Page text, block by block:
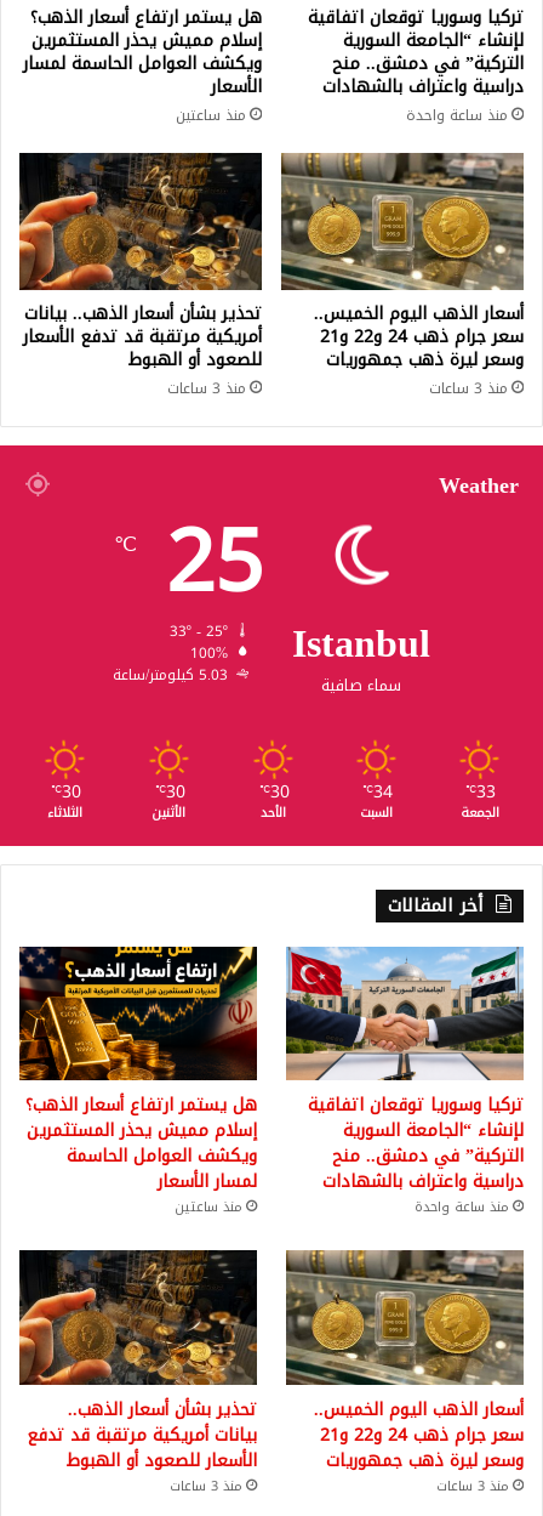
تركيا وسوريا توقعان اتفاقية
لإنشاء “الجامعة السورية
التركية” في دمشق.. منح
دراسية واعتراف بالشهادات
منذ ساعة واحدة
هل يستمر ارتفاع أسعار الذهب؟
إسلام مميش يحذر المستثمرين
ويكشف العوامل الحاسمة لمسار
الأسعار
منذ ساعتين
أسعار الذهب اليوم الخميس..
سعر جرام ذهب 24 و22 و21
وسعر ليرة ذهب جمهوريات
منذ 3 ساعات
تحذير بشأن أسعار الذهب.. بيانات
أمريكية مرتقبة قد تدفع الأسعار
للصعود أو الهبوط
منذ 3 ساعات
Weather
Istanbul
سماء صافية
25
℃
100%
5.03 كيلومتر/ساعة
33
℃
الجمعة
34
℃
السبت
30
℃
الأحد
30
℃
الأثنين
30
℃
الثلاثاء
أخر المقالات
تركيا وسوريا توقعان اتفاقية
لإنشاء “الجامعة السورية
التركية” في دمشق.. منح
دراسية واعتراف بالشهادات
منذ ساعة واحدة
هل يستمر ارتفاع أسعار الذهب؟
إسلام مميش يحذر المستثمرين
ويكشف العوامل الحاسمة
لمسار الأسعار
منذ ساعتين
أسعار الذهب اليوم الخميس..
سعر جرام ذهب 24 و22 و21
وسعر ليرة ذهب جمهوريات
منذ 3 ساعات
تحذير بشأن أسعار الذهب..
بيانات أمريكية مرتقبة قد تدفع
الأسعار للصعود أو الهبوط
منذ 3 ساعات